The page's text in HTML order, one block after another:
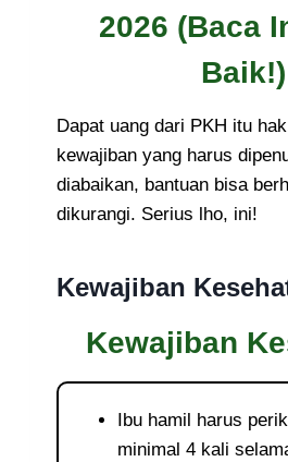
2026 (Baca
Baik!)
Dapat uang dari PKH itu
kewajiban yang harus
diabaikan, bantuan bisa
dikurangi. Serius lho, ini!
Kewajiban
Kewajiban
Ibu hamil harus
minimal 4 kali